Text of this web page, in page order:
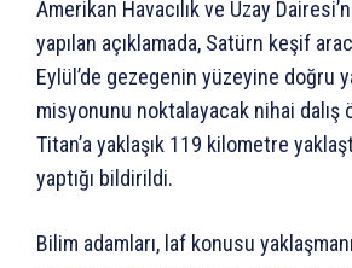
Amerikan Havacılık ve Uzay
yapılan açıklamada, Satürn keşif
Eylül’de gezegenin yüzeyine doğru
misyonunu noktalayacak nihai dalış
Titan’a yaklaşık 119 kilometre
yaptığı bildirildi.
Bilim adamları, laf konusu